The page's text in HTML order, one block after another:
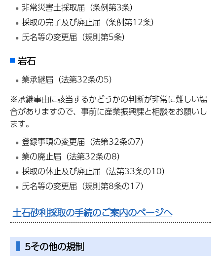
非常災害土採取届（条例第3条）
採取の完了及び廃止届（条例第12条）
氏名等の変更届（規則第5条）
岩石
業承継届（法第32条の5）
※承継事由に該当するかどうかの判断が非常に難しい場
合がありますので、事前に産業振興課と相談をお願いし
ます。
登録事項の変更届（法第32条の7）
業の廃止届（法第32条の8）
採取の休止及び廃止届（法第33条の10）
氏名等の変更届（規則第8条の17）
土石砂利採取の手続のご案内のページへ
5その他の規制